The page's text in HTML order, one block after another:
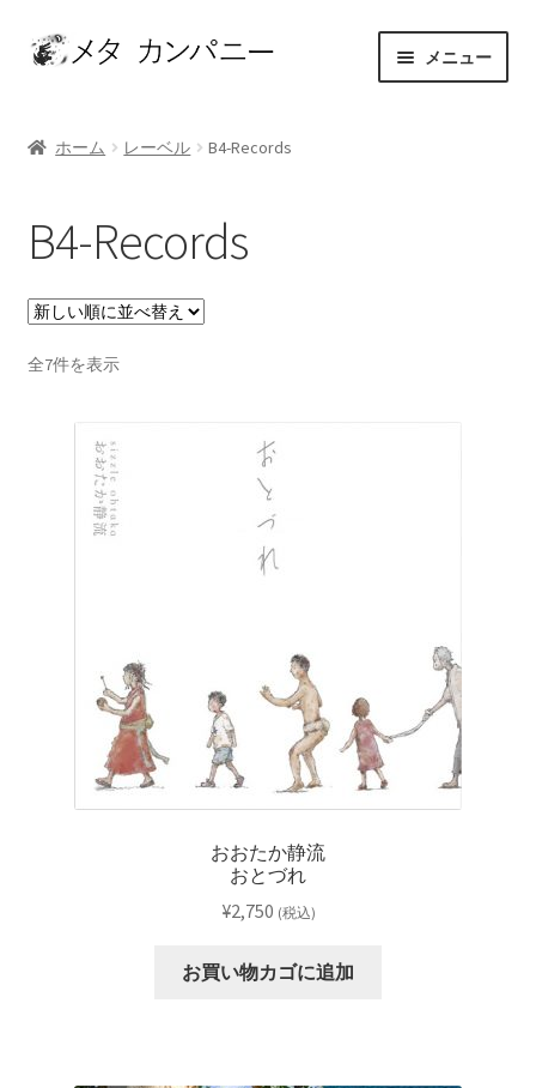
ナ
ビ
ー
ン
へ
キ
プ
コ
ン
ン
ス
キ
プ
メニュー
お問い合わせ
カート
ショップ
マイアカウント
通販について
ホーム レーベル B4-Records
B4-Records
全7件を表示新
おおたか静流
おとづれ
¥2,750 (税込)
お買い物カゴに追加